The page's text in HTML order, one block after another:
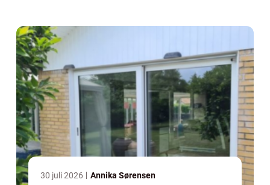
advokatkontore...
30 juli 2026 Annika Sørensen